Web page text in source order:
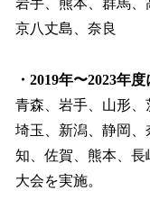
岩手、熊本、群馬
京八丈島、奈良
・2019年〜2023年
青森、岩手、山形、
埼玉、新潟、静岡
知、佐賀、熊本、
大会を実施。